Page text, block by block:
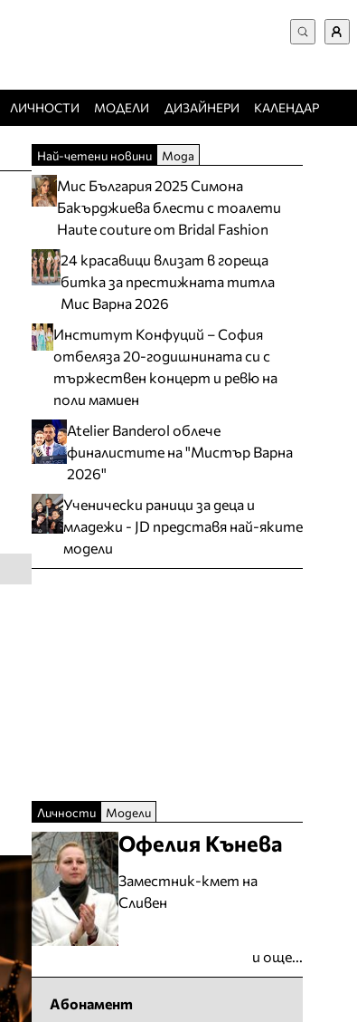
Забравена парола
Регистрация
Добавяне на фирма
Защо да се регистрирам
ЛИЧНОСТИ МОДЕЛИ ДИЗАЙНЕРИ КАЛЕНДАР
Най-четени новини Мода
Мис България 2025 Симона
Бакърджиева блести с тоалети
Haute couture от Bridal Fashion
24 красавици влизат в гореща
битка за престижната титла
Мис Варна 2026
Институт Конфуций – София
отбеляза 20-годишнината си с
тържествен концерт и ревю на
поли мамиен
Atelier Banderol облече
финалистите на "Мистър Варна
2026"
Ученически раници за деца и
младежи - JD представя най-яките
модели
Личности Модели
Офелия Кънева
Заместник-кмет на
Сливен
и още...
Абонамент